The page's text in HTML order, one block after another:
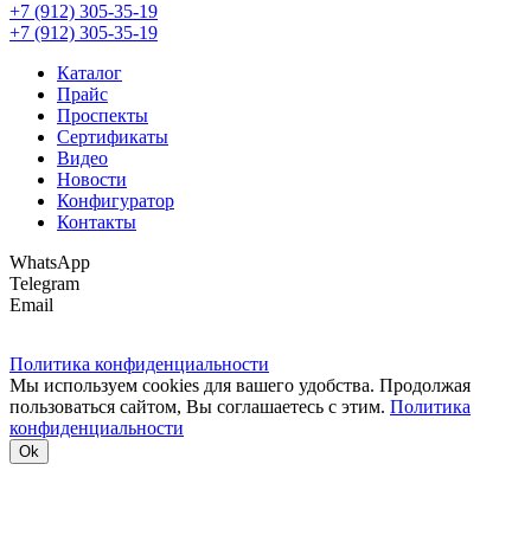
+7 (912) 305-35-19
+7 (912) 305-35-19
Каталог
Прайс
Проспекты
Сертификаты
Видео
Новости
Конфигуратор
Контакты
WhatsApp
Telegram
Email
Политика конфиденциальности
Мы используем cookies для вашего удобства. Продолжая
пользоваться сайтом, Вы соглашаетесь с этим. Политика
конфиденциальности
Ok